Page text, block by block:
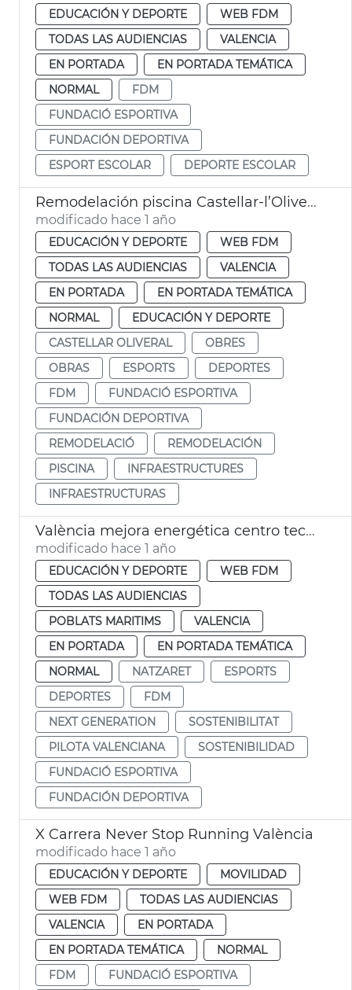
EDUCACIÓN Y DEPORTE
WEB FDM
TODAS LAS AUDIENCIAS
VALENCIA
EN PORTADA
EN PORTADA TEMÁTICA
NORMAL
FDM
FUNDACIÓ ESPORTIVA
FUNDACIÓN DEPORTIVA
ESPORT ESCOLAR
DEPORTE ESCOLAR
Remodelación piscina Castellar-l’Oliveral
modificado hace 1 año
EDUCACIÓN Y DEPORTE
WEB FDM
TODAS LAS AUDIENCIAS
VALENCIA
EN PORTADA
EN PORTADA TEMÁTICA
NORMAL
EDUCACIÓN Y DEPORTE
CASTELLAR OLIVERAL
OBRES
OBRAS
ESPORTS
DEPORTES
FDM
FUNDACIÓ ESPORTIVA
FUNDACIÓN DEPORTIVA
REMODELACIÓ
REMODELACIÓN
PISCINA
INFRAESTRUCTURES
INFRAESTRUCTURAS
València mejora energética centro tecnificación pelota Natzaret
modificado hace 1 año
EDUCACIÓN Y DEPORTE
WEB FDM
TODAS LAS AUDIENCIAS
POBLATS MARITIMS
VALENCIA
EN PORTADA
EN PORTADA TEMÁTICA
NORMAL
NATZARET
ESPORTS
DEPORTES
FDM
NEXT GENERATION
SOSTENIBILITAT
PILOTA VALENCIANA
SOSTENIBILIDAD
FUNDACIÓ ESPORTIVA
FUNDACIÓN DEPORTIVA
X Carrera Never Stop Running València
modificado hace 1 año
EDUCACIÓN Y DEPORTE
MOVILIDAD
WEB FDM
TODAS LAS AUDIENCIAS
VALENCIA
EN PORTADA
EN PORTADA TEMÁTICA
NORMAL
FDM
FUNDACIÓ ESPORTIVA